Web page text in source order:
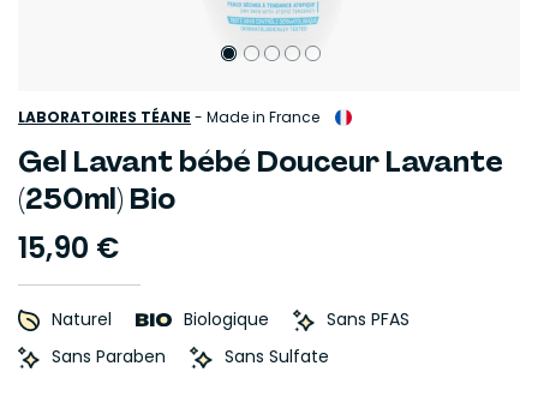
LABORATOIRES TÉANE - Made in France
Gel Lavant bébé Douceur Lavante
(250ml) Bio
15,90 €
Naturel Biologique
Sans PFAS
Sans Paraben
Sans Sulfate